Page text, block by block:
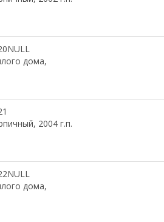
дома,
2004 г.п.
дома,